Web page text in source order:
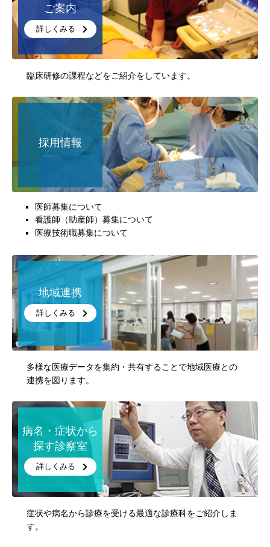
ご案内
詳しくみる
臨床研修の課程などをご紹介をしています。
採用情報
医師募集について
看護師（助産師）募集について
医療技術職募集について
地域連携
詳しくみる
多様な医療データを集約・共有することで地域医療との
連携を図ります。
病名・症状から
探す診察室
詳しくみる
症状や病名から診療を受ける最適な診療科をご紹介しま
す。